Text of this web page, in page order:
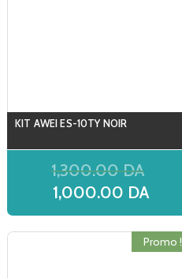
KIT AWEI ES-10TY NOIR
1,300.00DA
1,000.00 DA
Promo !